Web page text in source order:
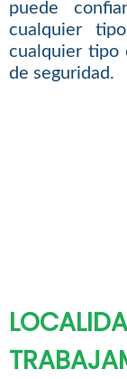
puede
cualquier
cualquier tipo
de seguridad.